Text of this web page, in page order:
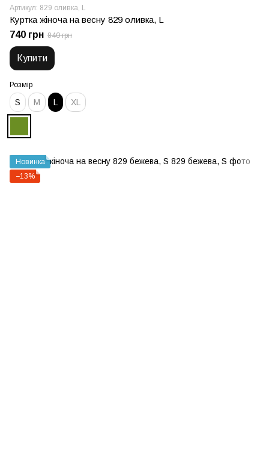
Артикул: 829 оливка, L
Куртка жіноча на весну 829 оливка, L
740 грн 840 грн
Купити
Розмір
S М L XL
Новинка
−13%